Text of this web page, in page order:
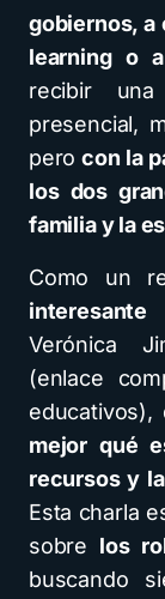
gobiernos, a
learning o
recibir una
presencial,
perocon la
los dos
familia y la
Como un
Verónica
(enlace
mejor qué
recursos y
Esta charla
sobre los
buscando